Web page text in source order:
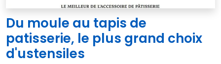
Du moule au tapis de
patisserie, le plus grand choix
d'ustensiles